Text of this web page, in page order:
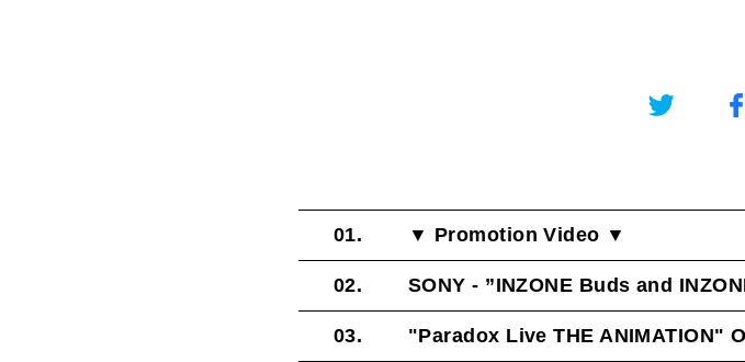
01. ▼ Promotion Video ▼
02. SONY - ”INZONE Buds and
03. "Paradox Live THE ANIMATION"